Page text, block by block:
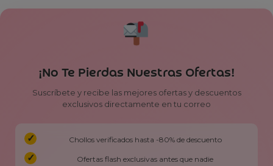
¡No Te Pierdas Nuestras Ofertas!
Suscríbete y recibe las mejores ofertas y descuentos
exclusivos directamente en tu correo
Chollos verificados hasta -80% de descuento
Ofertas flash exclusivas antes que nadie